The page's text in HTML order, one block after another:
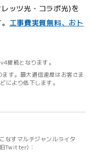
ッツ光・コラボ光)を
工事費実質無料、おト
接続となります。
す。最大通信速度はお客さま
により低下します。
なすマルチジャンルライタ
Twitter)：